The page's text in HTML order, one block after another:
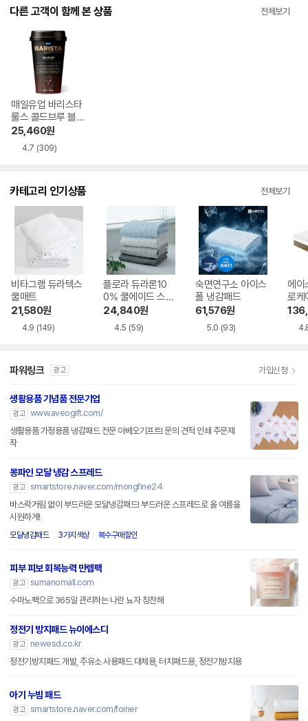
다른 고객이 함께 본 상품 전체보기
매일유업 바리스타
룰스 콜드브루 블랙
325ml 20개
25,460원
4.7 (309)
카테고리 인기상품 전체보기
비타그램 듀라텍스
쿨매트
21,580원
4.9 (149)
플로라 듀라론10
0% 쿨에이드 스트
라이프 냉감패드
24,840원
4.5 (59)
숙면연구소 아이스
폴 냉감패드
61,576원
5.0 (93)
에이
로케
버
파워링크 광고 가입신청
생활용품 기념품 전문기업
광고 www.aveogift.com/
생활용품 가정용품 냉감패드 전문 아베오기프트! 문의 견적 인쇄 주문제
작
몽파인 모달 냉감 스프레드
광고 smartstore.naver.com/mongfine24
바스락거림 없이 부드러운 모달냉감패드! 부드러운 스프레드로 올 여름을
시원하게!
모달냉감패드 3가지색상 복수구매할인
피부 피보 회복능력 만렙팩
광고 sumanomall.com
수마노팩으로 365일 관리하는 나란 뇨자 칭찬해
정전기 방지패드 뉴이에스디
광고
newesd.co.kr
정전기방지패드 개발, 주유소 사용패드 대체용, 터치패드용, 정전기방지용
아기 누빔 패드
광고 smartstore.naver.com/foiner